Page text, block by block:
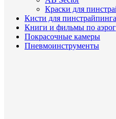
Краски для
Кисти для пинстрайпинга
Книги и фильмы по
Покрасочные камеры
Пневмоинструменты